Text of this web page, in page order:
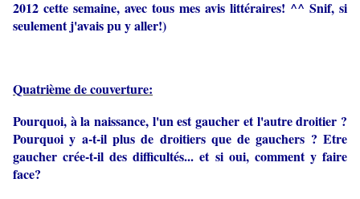
2012 cette semaine, avec tous mes avis littéraires! ^^ Snif, si
seulement j'avais pu y aller!)
Quatrième de couverture:
Pourquoi, à la naissance, l'un est gaucher et l'autre droitier ?
Pourquoi y a-t-il plus de droitiers que de gauchers ? Etre
gaucher crée-t-il des difficultés... et si oui, comment y faire
face?